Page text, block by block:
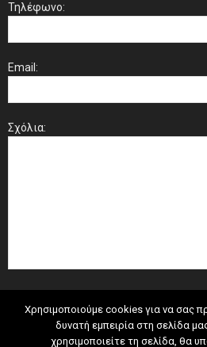
Τηλέφωνο:
Email:
Σχόλια:
Χρησιμοποιούμε cookies για να σας
δυνατή εμπειρία στη σελίδα
χρησιμοποιείτε τη σελίδα, θα